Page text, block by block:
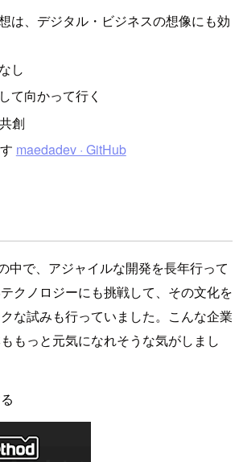
は、デジタル・ビジネスの想像にも効
し
て向かって行く
創
maedadev · GitHub
中で、アジャイルな開発を長年行って
クノロジーにも挑戦して、その文化を
な試みも行っていました。こんな企業
もっと元気になれそうな気がしまし